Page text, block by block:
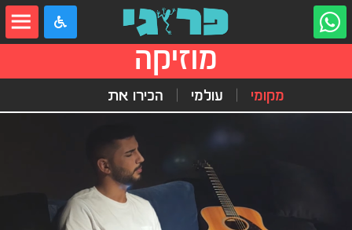
מוזיקה
מקומי עולמי הכירו את